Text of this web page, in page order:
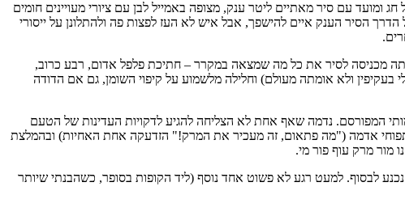
ומועד עם סיר מאתיים ליטר ענק, מצופה באמייל לבן עם ציורי מעויינים חומים
הסיר הענק איים להישפך, אבל איש לא העז לפצות פה ולהתלונן על ייסורי
מכניסה לסיר את כל מה שמצאה במקרר – חתיכת פלפל אדום, רבע כרוב,
ולא אומתה מעולם) וחלילה מלשמוע על קיפוי השומן, גם אם הדודה
המפורסם. נדמה שאף אחת לא הצליחה להגיע לדקויות העדינות של הטעם
תפוחי אדמה ("מה פתאום, זה מעכיר את המרק!" הזדעקה אחת האחיות) ובהמלצת
מור מרק עוף פור מי.
לבסוף. למעט רגע לא פשוט אחד נוסף (ליד הקופות בסופר, כשהבנתי שיותר